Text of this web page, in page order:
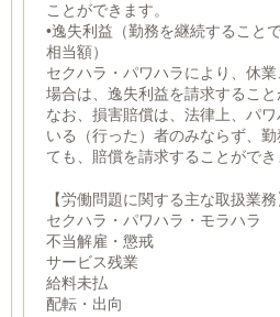
ことができます。
•逸失利益（勤務を継続すること
相当額）
セクハラ・パワハラにより、休
場合は、逸失利益を請求すること
なお、損害賠償は、法律上、パ
いる（行った）者のみならず、
ても、賠償を請求することができ
【労働問題に関する主な取扱業務
セクハラ・パワハラ・モラハラ
不当解雇・懲戒
サービス残業
給料未払
配転・出向